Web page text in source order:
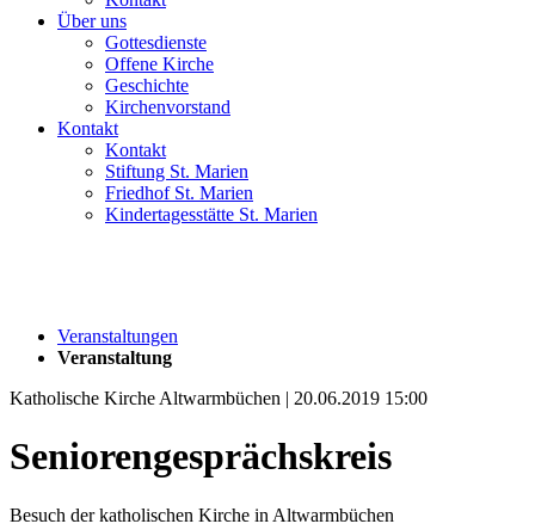
Über uns
Gottesdienste
Offene Kirche
Geschichte
Kirchenvorstand
Kontakt
Kontakt
Stiftung St. Marien
Friedhof St. Marien
Kindertagesstätte St. Marien
Veranstaltungen
Veranstaltung
Katholische Kirche Altwarmbüchen | 20.06.2019 15:00
Seniorengesprächskreis
Besuch der katholischen Kirche in Altwarmbüchen